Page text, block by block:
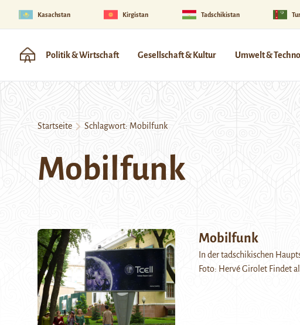
Kasachstan Kirgistan Tadschikistan
Politik & Wirtschaft Gesellschaft & Kultur Umwelt &
Startseite Schlagwort: Mobilfunk
Mobilfunk
Mobilfunk
In der tadschikischen
Foto: Hervé Girolet Findet